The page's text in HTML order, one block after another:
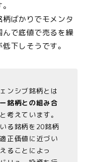
ばかりでモメンタ
で底値で売るを繰
下しそうです。
ンシブ銘柄とは
銘柄との組み合
と考えています。
る銘柄を20銘柄
正価値に近づい
ることによっ